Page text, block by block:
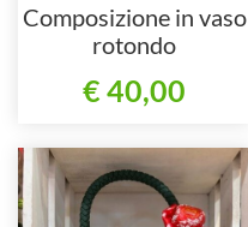
Composizione in vaso
rotondo
€ 40,00